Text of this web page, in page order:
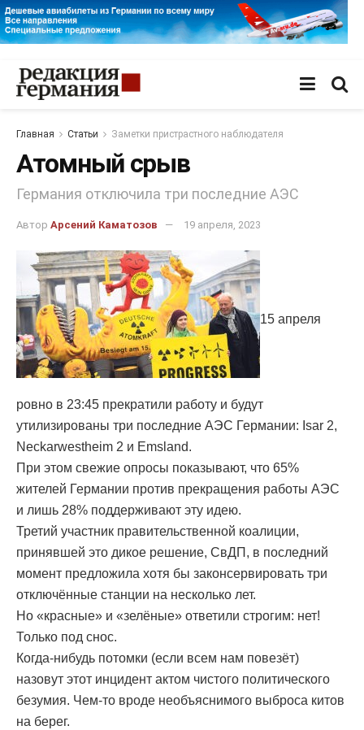
Главная Статьи Заметки пристрастного наблюдателя
Атомный срыв
Германия отключила три последние АЭС
Автор Арсений Каматозов 19 апреля, 2023
15 апреля
ровно в 23:45 прекратили работу и будут
утилизированы три последние АЭС Германии: Isar 2,
Neckarwestheim 2 и Emsland.
При этом свежие опросы показывают, что 65%
жителей Германии против прекращения работы АЭС
и лишь 28% поддерживают эту идею.
Третий участник правительственной коалиции,
принявшей это дикое решение, СвДП, в последний
момент предложила хотя бы законсервировать три
отключённые станции на несколько лет.
Но «красные» и «зелёные» ответили строгим: нет!
Только под снос.
Когда-нибудь потомки (если всем нам повезёт)
назовут этот инцидент актом чистого политического
безумия. Чем-то вроде необъяснимого выброса китов
на берег.